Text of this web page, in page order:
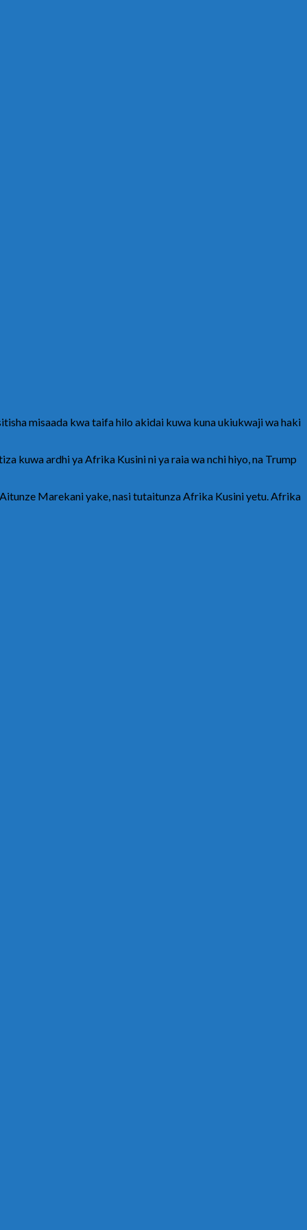
misaada kwa taifa hilo akidai kuwa kuna ukiukwaji wa haki
kuwa ardhi ya Afrika Kusini ni ya raia wa nchi hiyo, na Trump
Marekani yake, nasi tutaitunza Afrika Kusini yetu. Afrika